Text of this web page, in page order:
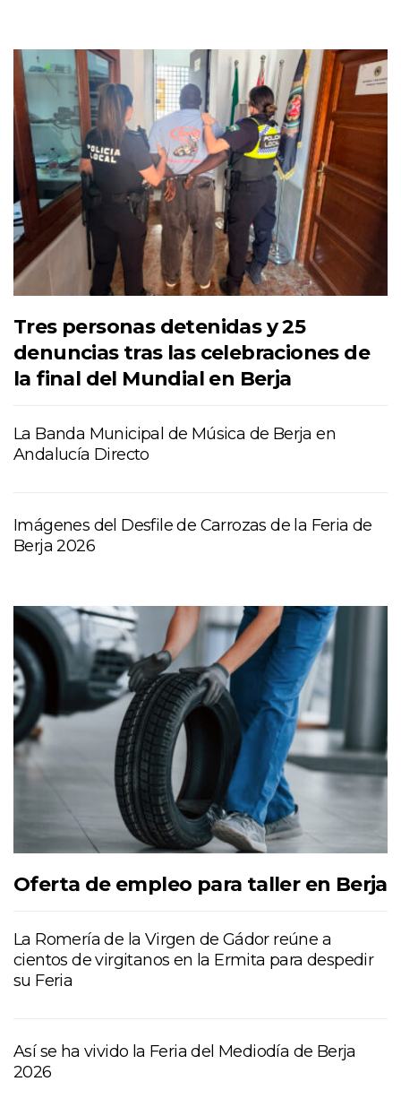
Tres personas detenidas y 25
denuncias tras las celebraciones de
la final del Mundial en Berja
La Banda Municipal de Música de Berja en
Andalucía Directo
Imágenes del Desfile de Carrozas de la Feria de
Berja 2026
Oferta de empleo para taller en Berja
La Romería de la Virgen de Gádor reúne a
cientos de virgitanos en la Ermita para despedir
su Feria
Así se ha vivido la Feria del Mediodía de Berja
2026